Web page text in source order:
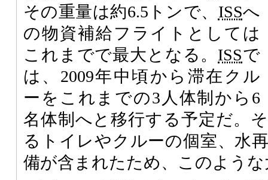
その重量は約6.5トンで、 ISSへ
の物資補給フライトとしては
これまでで最大となる。 ISSで
は、2009年中頃から滞在クル
ーをこれまでの3人体制から6
名体制へと移行する予定だ。
るトイレやクルーの個室、水
備が含まれたため、このよう